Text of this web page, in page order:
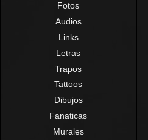
Fotos
Audios
Links
Letras
Trapos
Tattoos
Dibujos
Fanaticas
Murales